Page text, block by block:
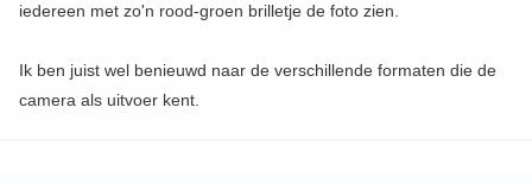
iedereen met zo'n rood-groen brilletje de foto zien.
Ik ben juist wel benieuwd naar de verschillende formaten die de
camera als uitvoer kent.